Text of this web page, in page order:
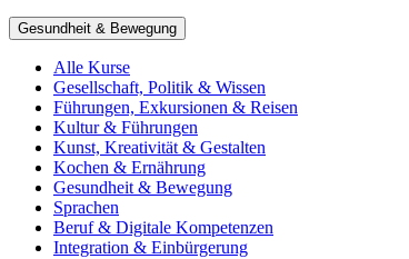
Gesundheit & Bewegung
Alle Kurse
Gesellschaft, Politik & Wissen
Führungen, Exkursionen & Reisen
Kultur & Führungen
Kunst, Kreativität & Gestalten
Kochen & Ernährung
Gesundheit & Bewegung
Sprachen
Beruf & Digitale Kompetenzen
Integration & Einbürgerung